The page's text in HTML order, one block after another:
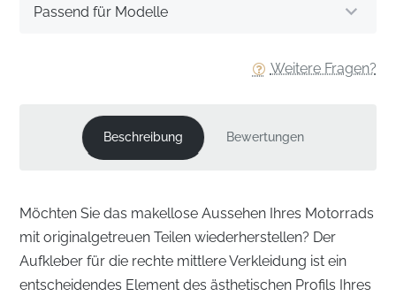
Weitere Fragen?
Passend für Modelle
Beschreibung Bewertungen
Möchten Sie das makellose Aussehen Ihres Motorrads
mit originalgetreuen Teilen wiederherstellen? Der
Aufkleber für die rechte mittlere Verkleidung ist ein
entscheidendes Element des ästhetischen Profils Ihres